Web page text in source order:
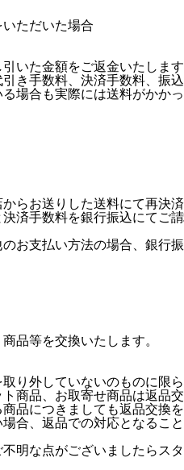
ただいた場合
いた金額をご返金いたしま
き手数料、決済手数料、振
場合も実際には送料がかか
らお送りした送料にて再決
済手数料を銀行振込にてご
お支払い方法の場合、銀行
品等を交換いたします。
り外していないのものに限
商品、お取寄せ商品は返品
品につきましても返品交換
合、返品での対応となるこ
明な点がございましたらス